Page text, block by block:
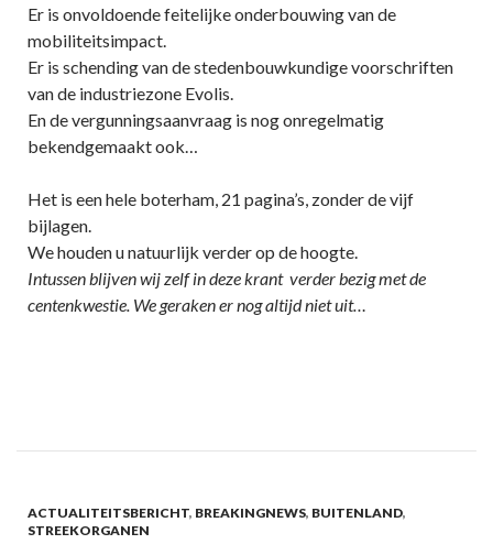
Er is onvoldoende feitelijke onderbouwing van de
mobiliteitsimpact.
Er is schending van de stedenbouwkundige voorschriften
van de industriezone Evolis.
En de vergunningsaanvraag is nog onregelmatig
bekendgemaakt ook…
Het is een hele boterham, 21 pagina’s, zonder de vijf
bijlagen.
We houden u natuurlijk verder op de hoogte.
Intussen blijven wij zelf in deze krant verder bezig met de
centenkwestie. We geraken er nog altijd niet uit…
ACTUALITEITSBERICHT, BREAKINGNEWS, BUITENLAND,
STREEKORGANEN